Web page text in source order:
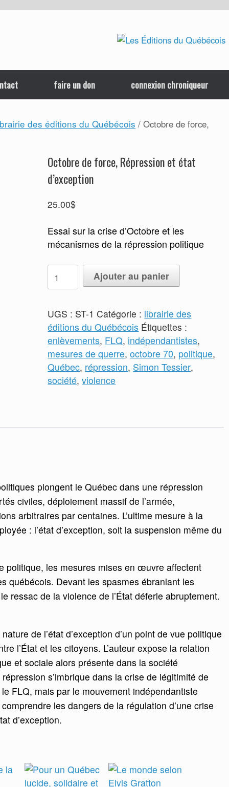
faire un don connexion chroniqueur
des éditions du Québécois / Octobre de force,
Octobre de force, Répression et état
d’exception
25.00$
Essai sur la crise d’Octobre et les
mécanismes de la répression politique
de
de
force,
Répression
et
état
d'exception
Ajouter au panier
UGS : ST-1 Catégorie : librairie des
éditions du Québécois Étiquettes :
enlèvements, FLQ, indépendantistes,
mesures de querre,octobre 70, politique,
Québec, répression, Simon Tessier,
société,violence
plongent le Québec dans une répression
civiles, déploiement massif de l’armée,
arbitraires par centaines. L’ultime mesure à la
: l’état d’exception, soit la suspension même du
politique, les mesures mises en œuvre affectent
québécois. Devant les spasmes ébranlant les
ressac de la violence de l’État déferle abruptement.
de l’état d’exception d’un point de vue politique
l’État et les citoyens. L’auteur expose la relation
et sociale alors présente dans la société
s’imbrique dans la crise de légitimité de
FLQ, mais par le mouvement indépendantiste
les dangers de la régulation d’une crise
d’exception.